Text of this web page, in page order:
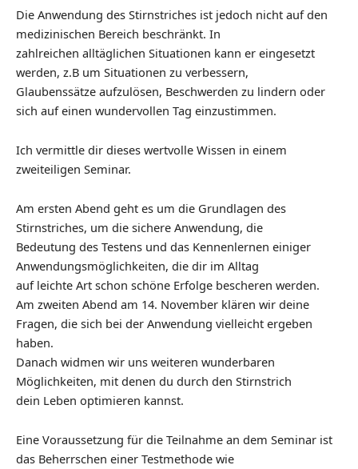
Die Anwendung des Stirnstriches ist jedoch nicht auf den
medizinischen Bereich beschränkt. In
zahlreichen alltäglichen Situationen kann er eingesetzt
werden, z.B um Situationen zu verbessern,
Glaubenssätze aufzulösen, Beschwerden zu lindern oder
sich auf einen wundervollen Tag einzustimmen.
Ich vermittle dir dieses wertvolle Wissen in einem
zweiteiligen Seminar.
Am ersten Abend geht es um die Grundlagen des
Stirnstriches, um die sichere Anwendung, die
Bedeutung des Testens und das Kennenlernen einiger
Anwendungsmöglichkeiten, die dir im Alltag
auf leichte Art schon schöne Erfolge bescheren werden.
Am zweiten Abend am 14. November klären wir deine
Fragen, die sich bei der Anwendung vielleicht ergeben
haben.
Danach widmen wir uns weiteren wunderbaren
Möglichkeiten, mit denen du durch den Stirnstrich
dein Leben optimieren kannst.
Eine Voraussetzung für die Teilnahme an dem Seminar ist
das Beherrschen einer Testmethode wie